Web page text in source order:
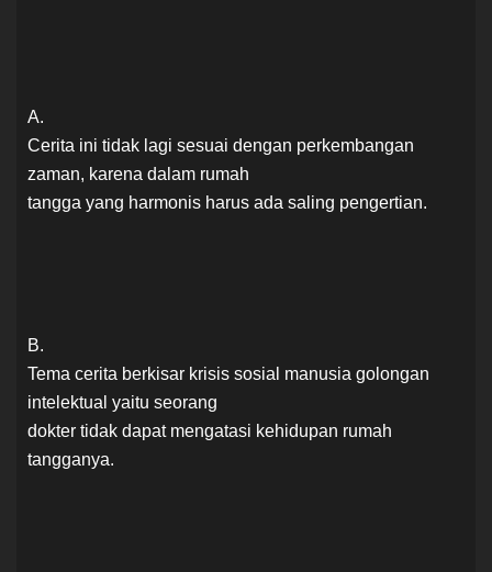
A.
Cerita ini tidak lagi sesuai dengan perkembangan
zaman, karena dalam rumah
tangga yang harmonis harus ada saling pengertian.
B.
Tema cerita berkisar krisis sosial manusia golongan
intelektual yaitu seorang
dokter tidak dapat mengatasi kehidupan rumah
tangganya.